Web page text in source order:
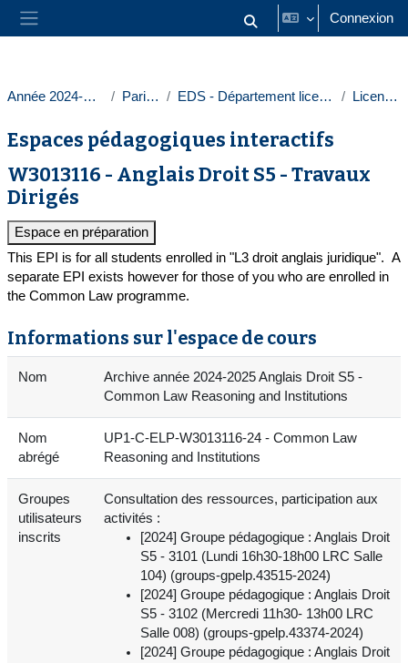
Passer au contenu principal
Panneau latéral Activer/désactiver la saisie
Connexion
Année 2024-2025 Paris 1 EDS - Département licences Licences
Espaces pédagogiques interactifs
W3013116 - Anglais Droit S5 - Travaux
Dirigés
Espace en préparation
This EPI is for all students enrolled in "L3 droit anglais juridique". A
separate EPI exists however for those of you who are enrolled in
the Common Law programme.
Informations sur l'espace de cours
Nom
Archive année 2024-2025 Anglais Droit S5 -
Common Law Reasoning and Institutions
Nom
abrégé
UP1-C-ELP-W3013116-24 - Common Law
Reasoning and Institutions
Groupes
utilisateurs
inscrits
Consultation des ressources, participation aux
activités :
[2024] Groupe pédagogique : Anglais Droit
S5 - 3101 (Lundi 16h30-18h00 LRC Salle
104) (groups-gpelp.43515-2024)
[2024] Groupe pédagogique : Anglais Droit
S5 - 3102 (Mercredi 11h30- 13h00 LRC
Salle 008) (groups-gpelp.43374-2024)
[2024] Groupe pédagogique : Anglais Droit